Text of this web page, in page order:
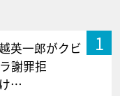
1
英一郎がクビ
謝罪拒
…